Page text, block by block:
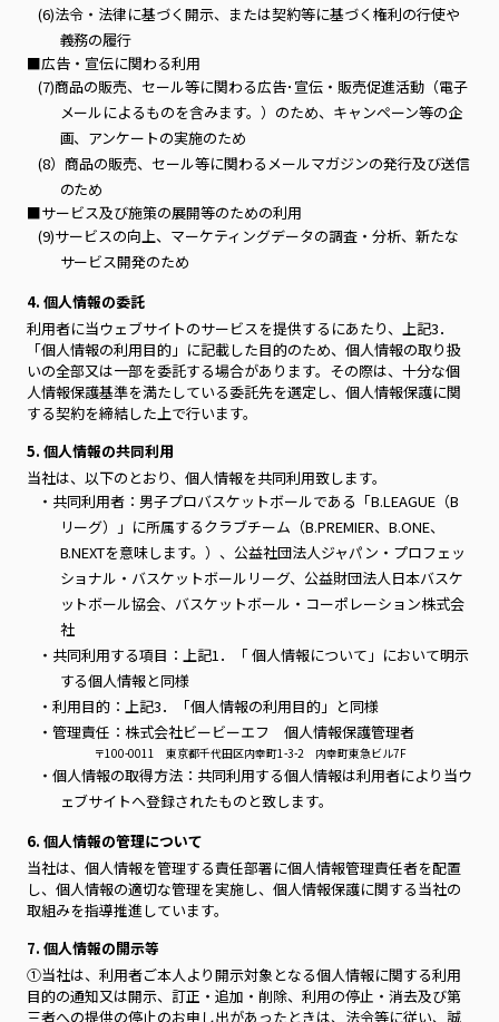
(6)法令・法律に基づく開示、または契約等に基づく権利の行使や
義務の履行
■広告・宣伝に関わる利用
(7)商品の販売、セール等に関わる広告･宣伝・販売促進活動（電子
メールによるものを含みます。）のため、キャンペーン等の企
画、アンケートの実施のため
(8）商品の販売、セール等に関わるメールマガジンの発行及び送信
のため
■サービス及び施策の展開等のための利用
(9)サービスの向上、マーケティングデータの調査・分析、新たな
サービス開発のため
4. 個人情報の委託
利用者に当ウェブサイトのサービスを提供するにあたり、上記3．
「個人情報の利用目的」に記載した目的のため、個人情報の取り扱
いの全部又は一部を委託する場合があります。その際は、十分な個
人情報保護基準を満たしている委託先を選定し、個人情報保護に関
する契約を締結した上で行います。
5. 個人情報の共同利用
当社は、以下のとおり、個人情報を共同利用致します。
・共同利用者：男子プロバスケットボールである「B.LEAGUE（B
リーグ）」に所属するクラブチーム（B.PREMIER、B.ONE、
B.NEXTを意味します。）、公益社団法人ジャパン・プロフェッ
ショナル・バスケットボールリーグ、公益財団法人日本バスケ
ットボール協会、バスケットボール・コーポレーション株式会
社
・共同利用する項目：上記1．「 個人情報について」において明示
する個人情報と同様
・利用目的：上記3．「個人情報の利用目的」と同様
・管理責任：株式会社ビービーエフ 個人情報保護管理者
〒100-0011 東京都千代田区内幸町1-3-2 内幸町東急ビル7F
・個人情報の取得方法：共同利用する個人情報は利用者により当ウ
ェブサイトへ登録されたものと致します。
6. 個人情報の管理について
当社は、個人情報を管理する責任部署に個人情報管理責任者を配置
し、個人情報の適切な管理を実施し、個人情報保護に関する当社の
取組みを指導推進しています。
7. 個人情報の開示等
①当社は、利用者ご本人より開示対象となる個人情報に関する利用
目的の通知又は開示、訂正・追加・削除、利用の停止・消去及び第
三者への提供の停止のお申し出があったときは、法令等に従い、誠